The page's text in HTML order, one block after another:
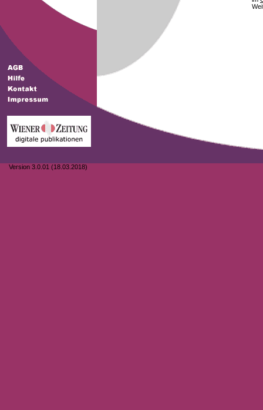
Version 3.0.01 (18.03.2018)